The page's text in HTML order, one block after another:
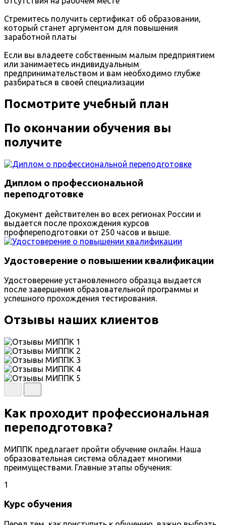
Стремитесь получить сертификат об образовании,
который станет аргументом для повышения
заработной платы
Если вы владеете собственным малым предприятием
или занимаетесь индивидуальным
предпринимательством и вам необходимо глубже
разбираться в своей специализации
Посмотрите учебный план
По окончании обучения вы
получите
Диплом о профессиональной
переподготовке
Документ действителен во всех регионах России и
выдается после прохождения курсов
профпереподготовки от 250 часов и выше.
Удостоверение о повышении квалификации
Удостоверение установленного образца выдается
после завершения образовательной программы и
успешного прохождения тестирования.
Отзывы наших клиентов
Как проходит профессиональная
переподготовка?
МИППК предлагает пройти обучение онлайн. Наша
образовательная система обладает многими
преимуществами. Главные этапы обучения:
1
Курс обучения